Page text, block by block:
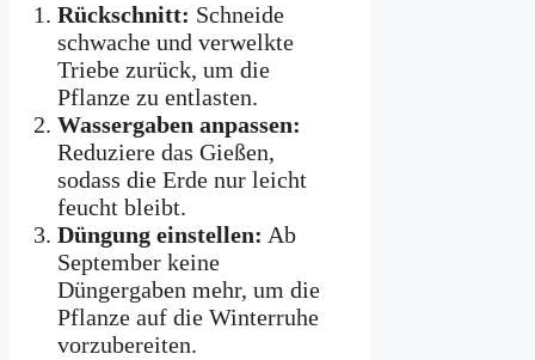
Rückschnitt: Schneide
schwache und verwelkte
Triebe zurück, um die
Pflanze zu entlasten.
Wassergaben anpassen:
Reduziere das Gießen,
sodass die Erde nur leicht
feucht bleibt.
Düngung einstellen: Ab
September keine
Düngergaben mehr, um die
Pflanze auf die Winterruhe
vorzubereiten.